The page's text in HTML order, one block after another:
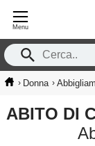
Menu
› Donna ›
ABITO DI